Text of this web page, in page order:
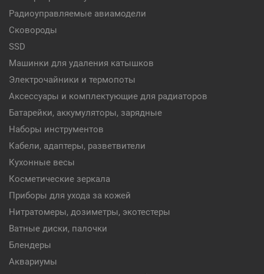
Радиоуправляемые авиамодели
Сковороды
SSD
Машинки для удаления катышков
Электрочайники и термопоты
Аксессуары и комплектующие для радиаторов
Батарейки, аккумуляторы, зарядные
Наборы инструментов
Кабели, адаптеры, разветвители
Кухонные весы
Косметические зеркала
Приборы для ухода за кожей
Нитратомеры, дозиметры, экотестеры
Ватные диски, палочки
Блендеры
Аквариумы